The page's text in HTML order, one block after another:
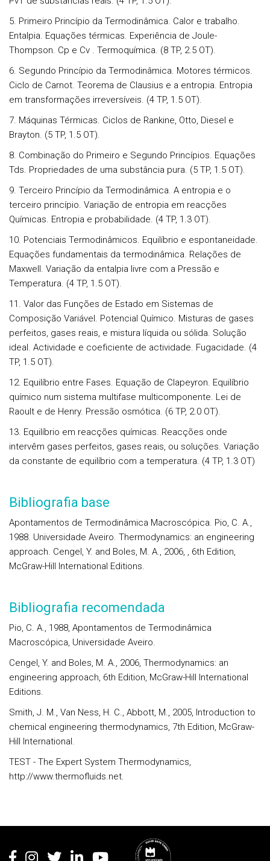
5. Primeiro Princípio da Termodinâmica. Calor e trabalho.
Entalpia. Equações térmicas. Experiência de Joule-
Thompson. Cp e Cv . Termoquímica. (8 TP, 2.5 OT).
6. Segundo Princípio da Termodinâmica. Motores térmicos.
Ciclo de Carnot. Teorema de Clausius e a entropia. Entropia
em transformações irreversíveis. (4 TP, 1.5 OT).
7. Máquinas Térmicas. Ciclos de Rankine, Otto, Diesel e
Brayton. (5 TP, 1.5 OT).
8. Combinação do Primeiro e Segundo Princípios. Equações
Tds. Propriedades de uma substância pura. (5 TP, 1.5 OT).
9. Terceiro Princípio da Termodinâmica. A entropia e o
terceiro princípio. Variação de entropia em reacções
Químicas. Entropia e probabilidade. (4 TP, 1.3 OT).
10. Potenciais Termodinâmicos. Equilíbrio e espontaneidade.
Equações fundamentais da termodinâmica. Relações de
Maxwell. Variação da entalpia livre com a Pressão e
Temperatura. (4 TP, 1.5 OT).
11. Valor das Funções de Estado em Sistemas de
Composição Variável. Potencial Químico. Misturas de gases
perfeitos, gases reais, e mistura líquida ou sólida. Solução
ideal. Actividade e coeficiente de actividade. Fugacidade. (4
TP, 1.5 OT).
12. Equilíbrio entre Fases. Equação de Clapeyron. Equilíbrio
químico num sistema multifase multicomponente. Lei de
Raoult e de Henry. Pressão osmótica. (6 TP, 2.0 OT).
13. Equilíbrio em reacções químicas. Reacções onde
intervêm gases perfeitos, gases reais, ou soluções. Variação
da constante de equilíbrio com a temperatura. (4 TP, 1.3 OT)
Bibliografia base
Apontamentos de Termodinâmica Macroscópica. Pio, C. A.,
1988. Universidade Aveiro. Thermodynamics: an engineering
approach. Cengel, Y. and Boles, M. A., 2006, , 6th Edition,
McGraw-Hill International Editions.
Bibliografia recomendada
Pio, C. A., 1988, Apontamentos de Termodinâmica
Macroscópica, Universidade Aveiro.
Cengel, Y. and Boles, M. A., 2006, Thermodynamics: an
engineering approach, 6th Edition, McGraw-Hill International
Editions.
Smith, J. M., Van Ness, H. C., Abbott, M., 2005, Introduction to
chemical engineering thermodynamics, 7th Edition, McGraw-
Hill International.
TEST - The Expert System Thermodynamics,
http://www.thermofluids.net.